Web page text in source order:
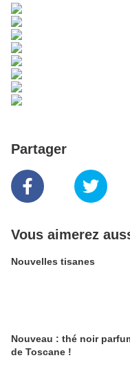
Partager
Vous aimerez
Nouvelles tisanes
Nouveau : thé noir
de Toscane !